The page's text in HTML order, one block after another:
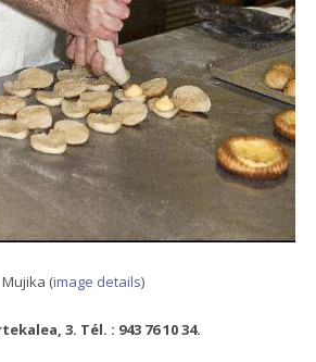
Mujika (image details)
3. Tél. : 943 76 10 34.